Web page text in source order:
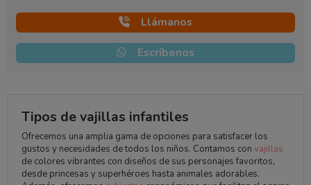
Llámanos
Escríbenos
Tipos de vajillas infantiles
Ofrecemos una amplia gama de opciones para satisfacer los
gustos y necesidades de todos los niños. Contamos con vajillas
de colores vibrantes con diseños de sus personajes favoritos,
desde princesas y superhéroes hasta animales adorables.